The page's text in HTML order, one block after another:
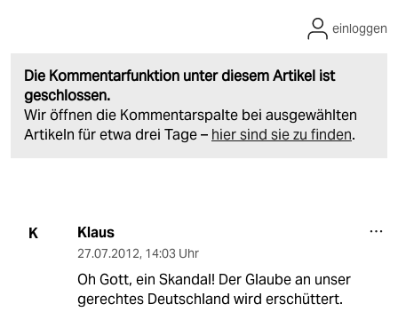
Die Kommentarfunktion unter diesem Artikel ist
geschlossen.
Wir öffnen die Kommentarspalte bei ausgewählten
Artikeln für etwa drei Tage – hier sind sie zu finden.
einloggen
K Klaus
27.07.2012, 14:03 Uhr
Oh Gott, ein Skandal! Der Glaube an unser
gerechtes Deutschland wird erschüttert.